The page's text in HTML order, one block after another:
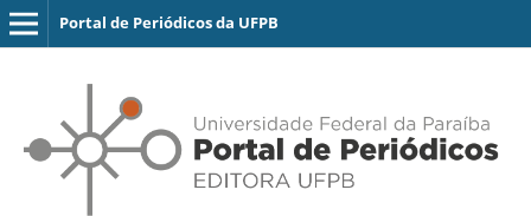
Portal de Periódicos da UFPB